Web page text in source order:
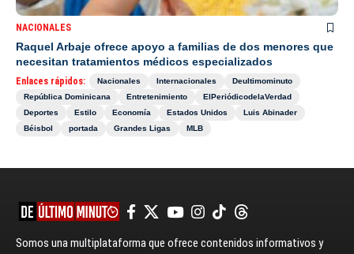
NACIONALES
Raquel Arbaje ofrece apoyo a familias de dos menores que
necesitan tratamientos médicos especializados
Enlaces rápidos: Nacionales Internacionales
Deultimominuto
República Dominicana
Entretenimiento
ElPeriódicodelaVerdad
Deportes
Estilo Economía Estados Unidos
Luis Abinader
Béisbol
portada Grandes Ligas MLB
Somos una multiplataforma que ofrece contenidos informativos y